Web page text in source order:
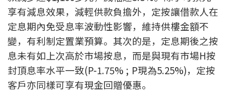
工商舖按揭計算
印花稅計算
免費物業估價
享有減息效果，減輕供款負擔外，定按讓借款人在
定息期內免受息率波動性影響，維持供樓金額不
變，有利制定置業預算。其次的是，定息期後之按
息未有如上次高於市場按息，而是與現有市場H按
封頂息率水平一致(P-1.75% ; P現為5.25%)，定按
客戶亦同樣可享有現金回贈優惠。